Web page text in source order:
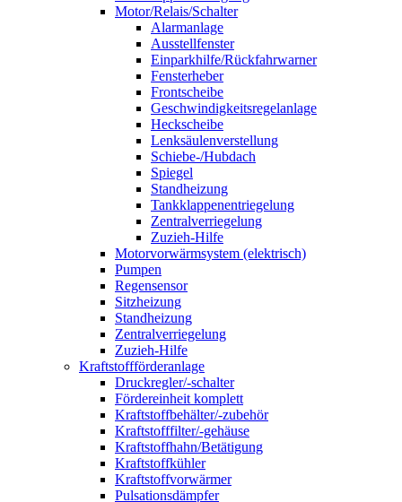
Motor/Relais/Schalter
Alarmanlage
Ausstellfenster
Einparkhilfe/Rückfahrwarner
Fensterheber
Frontscheibe
Geschwindigkeitsregelanlage
Heckscheibe
Lenksäulenverstellung
Schiebe-/Hubdach
Spiegel
Standheizung
Tankklappenentriegelung
Zentralverriegelung
Zuzieh-Hilfe
Motorvorwärmsystem (elektrisch)
Pumpen
Regensensor
Sitzheizung
Standheizung
Zentralverriegelung
Zuzieh-Hilfe
Kraftstoffförderanlage
Druckregler/-schalter
Fördereinheit komplett
Kraftstoffbehälter/-zubehör
Kraftstofffilter/-gehäuse
Kraftstoffhahn/Betätigung
Kraftstoffkühler
Kraftstoffvorwärmer
Pulsationsdämpfer